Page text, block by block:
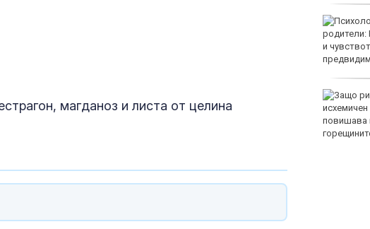
магданоз и листа от целина
на пенсиите